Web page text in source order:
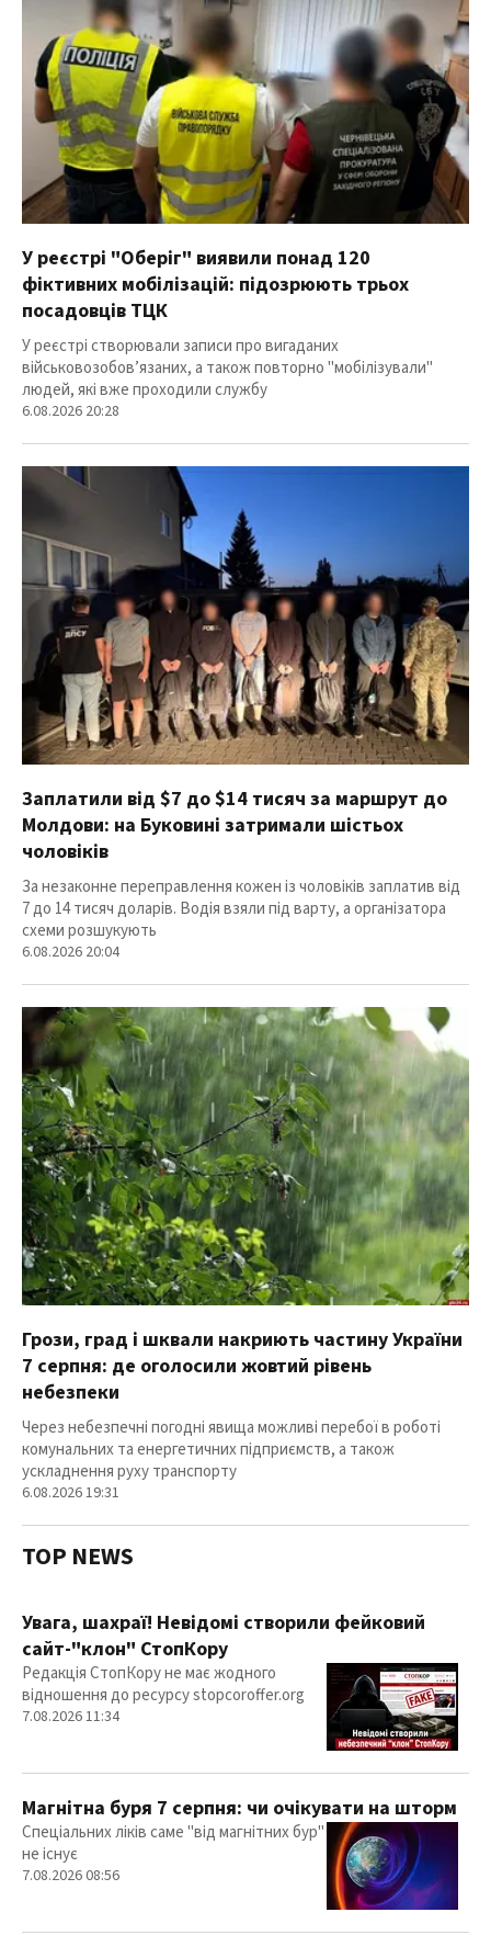
У реєстрі "Оберіг" виявили понад 120
фіктивних мобілізацій: підозрюють трьох
посадовців ТЦК
У реєстрі створювали записи про вигаданих
військовозобов’язаних, а також повторно "мобілізували"
людей, які вже проходили службу
6.08.2026 20:28
Заплатили від $7 до $14 тисяч за маршрут до
Молдови: на Буковині затримали шістьох
чоловіків
За незаконне переправлення кожен із чоловіків заплатив від
7 до 14 тисяч доларів. Водія взяли під варту, а організатора
схеми розшукують
6.08.2026 20:04
Грози, град і шквали накриють частину України
7 серпня: де оголосили жовтий рівень
небезпеки
Через небезпечні погодні явища можливі перебої в роботі
комунальних та енергетичних підприємств, а також
ускладнення руху транспорту
6.08.2026 19:31
TOP NEWS
Увага, шахраї! Невідомі створили фейковий
сайт-"клон" СтопКору
Редакція СтопКору не має жодного
відношення до ресурсу stopcoroffer.org
7.08.2026 11:34
Магнітна буря 7 серпня: чи очікувати на шторм
Спеціальних ліків саме "від магнітних бур"
не існує
7.08.2026 08:56